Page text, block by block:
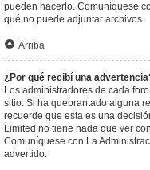
pueden hacerlo. Comuníquese
qué no puede adjuntar archivos.
Arriba
¿Por qué recibí una
Los administradores de cada
sitio. Si ha quebrantado alguna
recuerde que esta es una
Limited no tiene nada que ver
Comuníquese con La
advertido.